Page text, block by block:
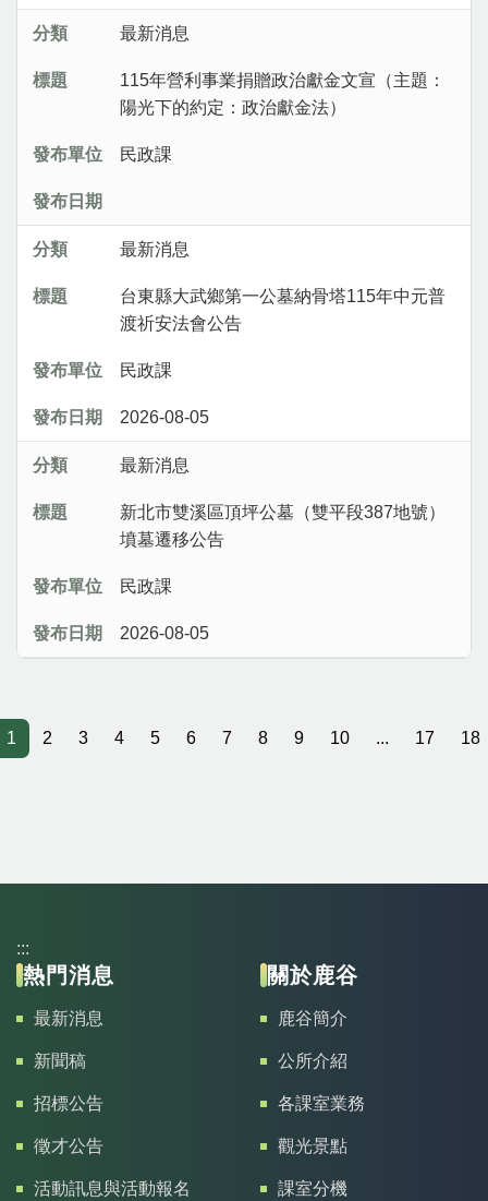
最新消息
115年營利事業捐贈政治獻金文宣（主題：
陽光下的約定：政治獻金法）
民政課
最新消息
台東縣大武鄉第一公墓納骨塔115年中元普
渡祈安法會公告
民政課
2026-08-05
最新消息
新北市雙溪區頂坪公墓（雙平段387地號）
墳墓遷移公告
民政課
2026-08-05
1 2 3 4 5 6 7 8 9 10 ... 17 18
:::
熱門消息
最新消息
新聞稿
招標公告
徵才公告
活動訊息與活動報名
關於鹿谷
鹿谷簡介
公所介紹
各課室業務
觀光景點
課室分機